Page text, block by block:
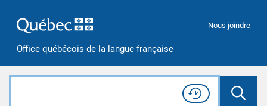
Office québécois de la langue française
Nous joindre
Rechercher dans tout le site
Lancer
Consulter l'
Historique
de recherche